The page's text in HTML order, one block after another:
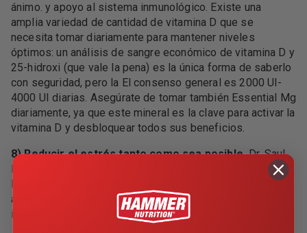
ánimo. y apoyo al sistema inmunológico. Existe una
amplia variedad de cantidad de vitamina D que se
necesita tomar diariamente para mantener niveles
óptimos: un análisis de sangre económico de vitamina D y
25-hidroxi (que vale la pena) es la única forma de saberlo
con seguridad, pero la El consenso general es 2000 UI-
4000 UI diarias. Asegúrate de tomar también Essential Mg
diariamente, ya que este mineral es la clave para activar la
vitamina D y desbloquear todos sus beneficios.
8) Reducir el estrés tanto como sea posible.Dr. Saul
McLeod escribe: Cuando estamos estresados, se reduce
la capacidad del sistema inmunológico para combatir los
antígenos. Por eso somos más susceptibles a las
infecciones.
Leer más